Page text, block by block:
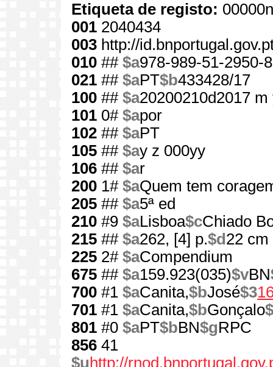
Etiqueta de registo:
001 2040434
003 http://
010 ## $a978-989-51-2950-8
021 ## $aPT$b433428/17
100 ## $a20200210d2017
101 0# $apor
102 ## $aPT
105 ## $ay z 000yy
106 ## $ar
200 1# $aQuem tem
205 ## $a5ª ed
210 #9 $aLisboa$cChiado
215 ## $a262, [4] p.$d 22 cm
225 2# $aCompendium
675 ## $a159.923(035)$vBN
700 #1 $aCanita,$bJosé$3
701 #1 $aCanita,$bGonçalo
801 #0 $aPT$bBN$gRPC
856 41
$u http://